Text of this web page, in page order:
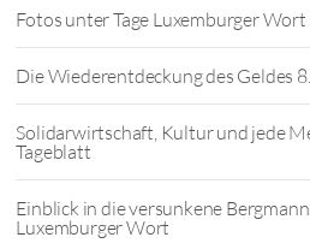
Fotos unter Tage Luxemburger
Die Wiederentdeckung des Geldes
Solidarwirtschaft, Kultur und jede
Tageblatt
Einblick in die versunkene
Luxemburger Wort